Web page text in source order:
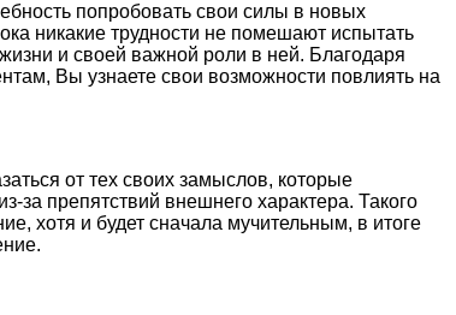
попробовать свои силы в новых
никакие трудности не помешают испытать
и своей важной роли в ней. Благодаря
Вы узнаете свои возможности повлиять на
от тех своих замыслов, которые
за препятствий внешнего характера. Такого
хотя и будет сначала мучительным, в итоге